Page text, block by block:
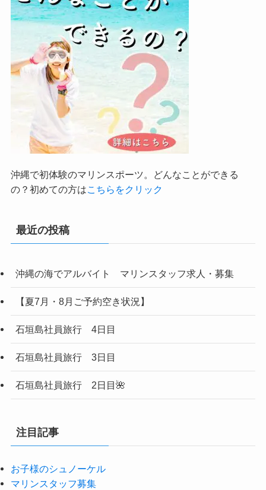
沖縄で初体験のマリンスポーツ。どんなことができる
の？初めての方はこちらをクリック
最近の投稿
沖縄の海でアルバイト マリンスタッフ求人・募集
【夏7月・8月ご予約空き状況】
石垣島社員旅行 4日目
石垣島社員旅行 3日目
石垣島社員旅行 2日目🌺
注目記事
お子様のシュノーケル
マリンスタッフ募集